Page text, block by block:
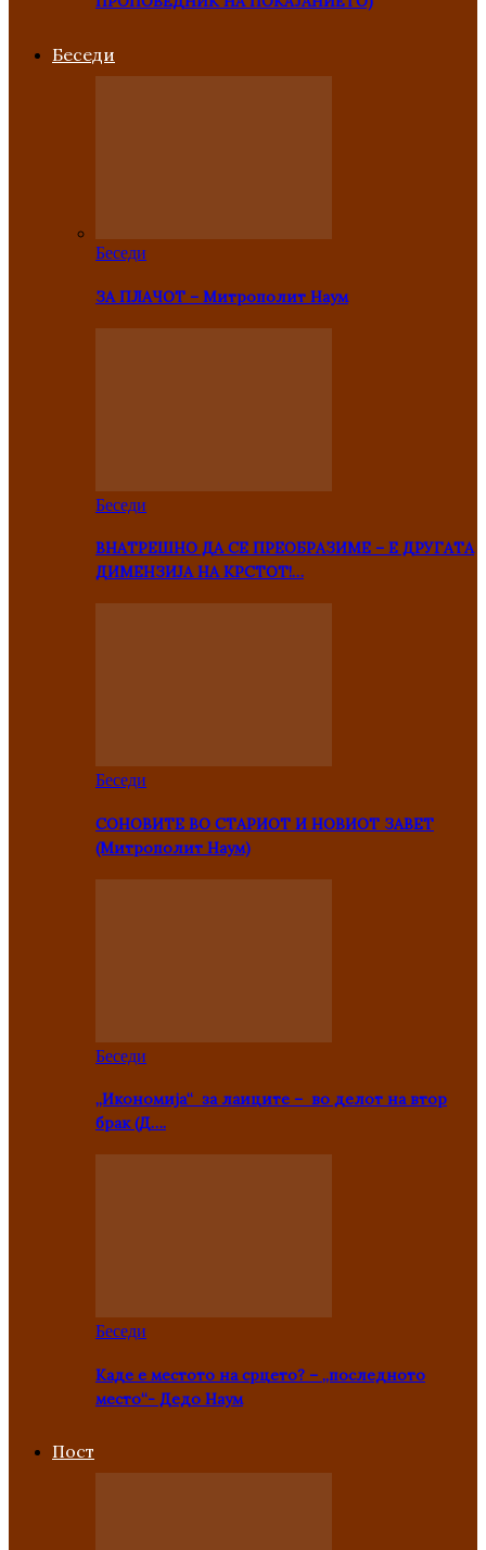
Беседи
Беседи
ЗА ПЛАЧОТ – Митрополит Наум
Беседи
ВНАТРЕШНО ДА СЕ ПРЕОБРАЗИМЕ – Е ДРУГАТА
ДИМЕНЗИЈА НА КРСТОТ!…
Беседи
СОНОВИТЕ ВО СТАРИОТ И НОВИОТ ЗАВЕТ
(Митрополит Наум)
Беседи
„Икономија“ за лаиците – во делот на втор
брак (Д….
Беседи
Каде е местото на срцето? – „последното
место“- Дедо Наум
Пост